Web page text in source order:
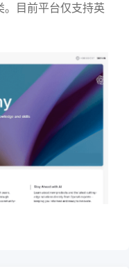
。目前平台仅支持英